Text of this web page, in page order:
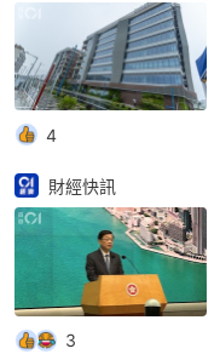
4
財經快訊
3